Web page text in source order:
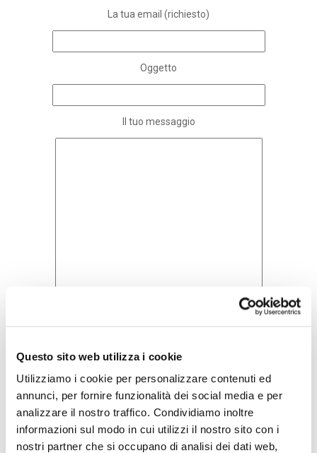
Questo sito web utilizza i cookie
Utilizziamo i cookie per personalizzare contenuti ed
annunci, per fornire funzionalità dei social media e per
analizzare il nostro traffico. Condividiamo inoltre
informazioni sul modo in cui utilizzi il nostro sito con i
nostri partner che si occupano di analisi dei dati web,
La tua email (richiesto)
Oggetto
Il tuo messaggio
Privacy Policy
Promozione valida con l’acquisto di una cucina Stosa del valore
minimo di 4.900€ dal 31/05/2022 al 31/10/2022, fino ad